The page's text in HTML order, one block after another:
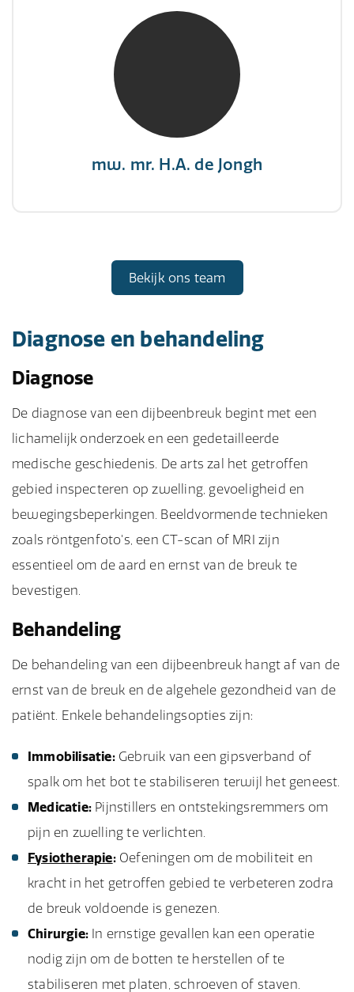
mw. mr. H.A. de Jongh
mw. mr. H.A. de Jongh
NIVRE Register-Expert
"There is no elevator to succes, you need to
Bekijk ons team
Diagnose en behandeling
Diagnose
De diagnose van een dijbeenbreuk begint met een
lichamelijk onderzoek en een gedetailleerde
medische geschiedenis. De arts zal het getroffen
gebied inspecteren op zwelling, gevoeligheid en
bewegingsbeperkingen. Beeldvormende technieken
zoals röntgenfoto's, een CT-scan of MRI zijn
essentieel om de aard en ernst van de breuk te
bevestigen.
Behandeling
De behandeling van een dijbeenbreuk hangt af van de
ernst van de breuk en de algehele gezondheid van de
patiënt. Enkele behandelingsopties zijn:
Immobilisatie:Gebruik van een gipsverband of
spalk om het bot te stabiliseren terwijl het geneest.
Medicatie: Pijnstillers en ontstekingsremmers om
pijn en zwelling te verlichten.
Fysiotherapie:Oefeningen om de mobiliteit en
kracht in het getroffen gebied te verbeteren zodra
de breuk voldoende is genezen.
Chirurgie: In ernstige gevallen kan een operatie
nodig zijn om de botten te herstellen of te
stabiliseren met platen, schroeven of staven.